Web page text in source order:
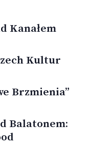
Kanałem
Kultur
Brzmienia”
Balatonem: